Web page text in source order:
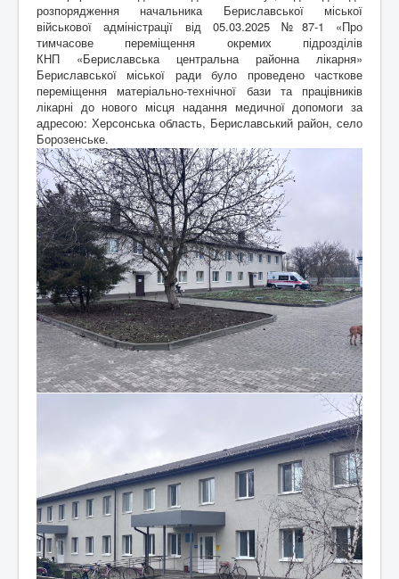
розпорядження начальника Бериславської міської
військової адміністрації від 05.03.2025 №87-1 «Про
тимчасове переміщення окремих підрозділів
КНП «Бериславська центральна районна лікарня»
Бериславської міської ради було проведено часткове
переміщення матеріально-технічної бази та працівників
лікарні до нового місця надання медичної допомоги за
адресою: Херсонська область, Бериславський район, село
Борозенське.